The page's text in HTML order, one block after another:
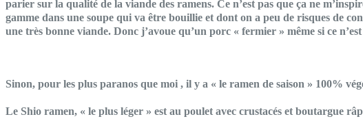
parier sur la qualité de la viande des ramens. Ce n’est pas que ça ne
gamme dans une soupe qui va être bouillie et dont on a peu de risques de
une très bonne viande. Donc j’avoue qu’un porc « fermier » même si ce
Sinon, pour les plus paranos que moi , il y a « le ramen de saison » 100%
Le Shio ramen, « le plus léger » est au poulet avec crustacés et boutargue